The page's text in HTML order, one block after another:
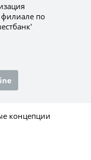
филиале по
концепции